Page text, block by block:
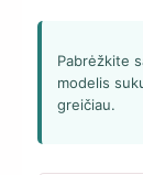
Pabrėžkite
modelis
greičiau.